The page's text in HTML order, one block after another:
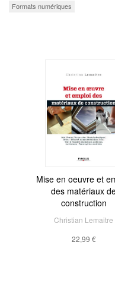
Formats numériques
Mise en oeuvre et
des matériaux
construction
Christian Lemaitre
22,99 €